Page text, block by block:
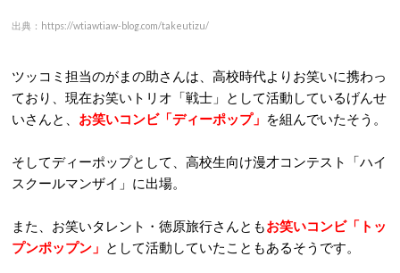
出典：https://wtiawtiaw-blog.com/takeutizu/
ツッコミ担当のがまの助さんは、高校時代よりお笑いに携わっ
ており、現在お笑いトリオ「戦士」として活動しているげんせ
いさんと、 お笑いコンビ「ディーポップ」 を組んでいたそう。
そしてディーポップとして、高校生向け漫才コンテスト「ハイ
スクールマンザイ」に出場。
また、お笑いタレント・徳原旅行さんともお笑いコンビ「トッ
プンポップン」 として活動していたこともあるそうです。